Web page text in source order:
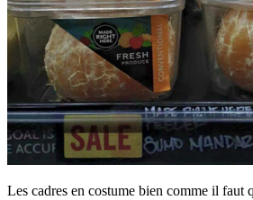
Les cadres en costume bien comme il faut